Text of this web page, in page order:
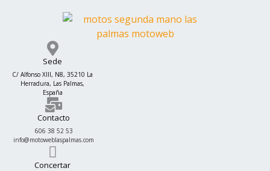
Sede
C/ Alfonso XIII, N8, 35210 La
Herradura, Las Palmas,
España
Contacto
606 38 52 53
info@motoweblaspalmas.com
Concertar